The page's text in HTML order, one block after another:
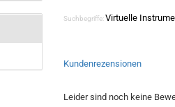
Suchbegriffe:Virtuelle
Kundenrezensionen
Leider sind noch keine